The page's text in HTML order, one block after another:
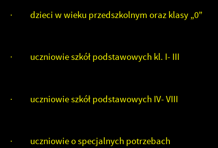
· dzieci w wieku przedszkolnym oraz klasy „0”
· uczniowie szkół podstawowych kl. I- III
· uczniowie szkół podstawowych IV- VIII
· uczniowie o specjalnych potrzebach